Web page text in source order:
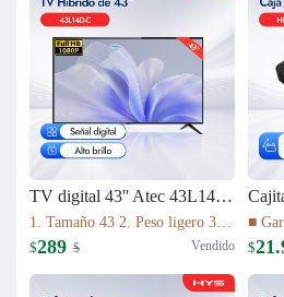
TV digital 43'' Atec 43L14D-C
1. Tamaño 43 2. Peso ligero 3. Relación de aspecto 16:9 4. Tiempo de respuesta (gris a gris) 8,5ms 5. La imagen de alta definición 1080P 6. Vida útil de la lámpara 30.000 HS 7. Sistema de TV ATV(NTSC)/DTV(DTMB) 8. Múltiples interfaces
$289 $ Vendido $